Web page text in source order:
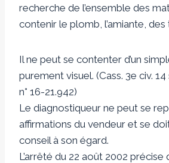
recherche de l’ensemble des
contenir le plomb, l’amiante, des
Il ne peut se contenter d’un
purement visuel. (Cass. 3e civ.
n° 16-21.942)
Le diagnostiqueur ne peut se
affirmations du vendeur et se
conseil à son égard.
L’arrêté du 22 août 2002 précise